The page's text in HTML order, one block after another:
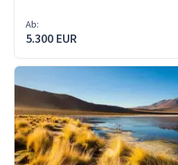
Ab:
5.300 EUR